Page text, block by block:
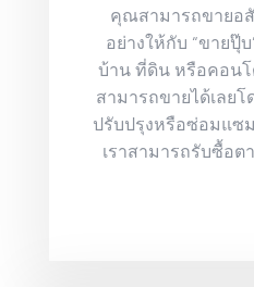
คุณสามารถขายอ
อย่างให้กับ “ขายปุ๊
บ้าน ที่ดิน หรือคอน
สามารถขายได้เลยโ
ปรับปรุงหรือซ่อมแซ
เราสามารถรับซื้อต